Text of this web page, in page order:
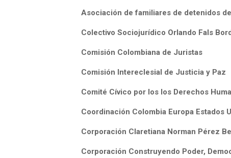
Asociación de familiares de detenidos
Colectivo Sociojurídico Orlando Fals
Comisión Colombiana de Juristas
Comisión Intereclesial de Justicia y Paz
Comité Cívico por los los Derechos
Coordinación Colombia Europa Estados
Corporación Claretiana Norman Pérez
Corporación Construyendo Poder,